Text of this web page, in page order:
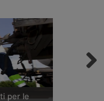
per le